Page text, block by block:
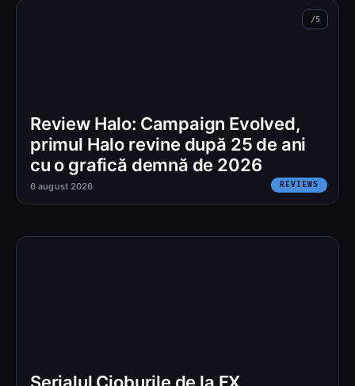
Review Halo: Campaign Evolved,
primul Halo revine după 25 de ani
cu o grafică demnă de 2026
REVIEWS
6 august 2026